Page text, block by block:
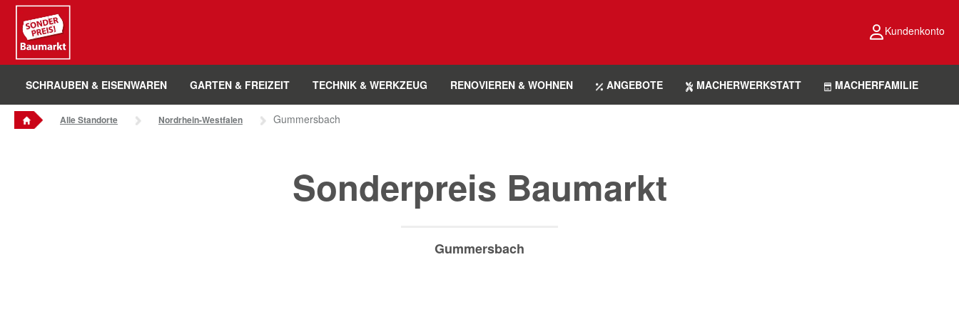
Sounder Preis Logo
Kundenkonto
SCHRAUBEN & EISENWAREN GARTEN & FREIZEIT TECHNIK & WERKZEUG RENOVIEREN & WOHNEN ANGEBOTE MACHERWERKSTATT MACHERFAMILIE
Alle Standorte Nordrhein-Westfalen Gummersbach
Sonderpreis Baumarkt
Gummersbach